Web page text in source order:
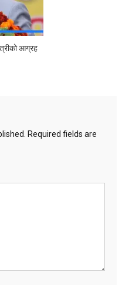
आग्रह
Required fields are